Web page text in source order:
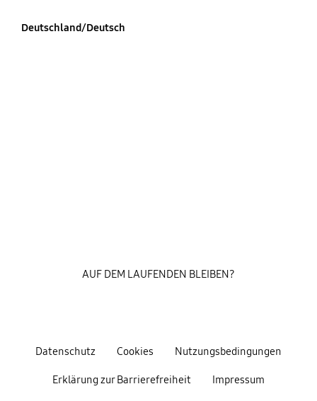
Deutschland/Deutsch
Datenschutz Cookies Nutzungsbedingungen
Erklärung zur Barrierefreiheit Impressum
AUF DEM LAUFENDEN BLEIBEN?